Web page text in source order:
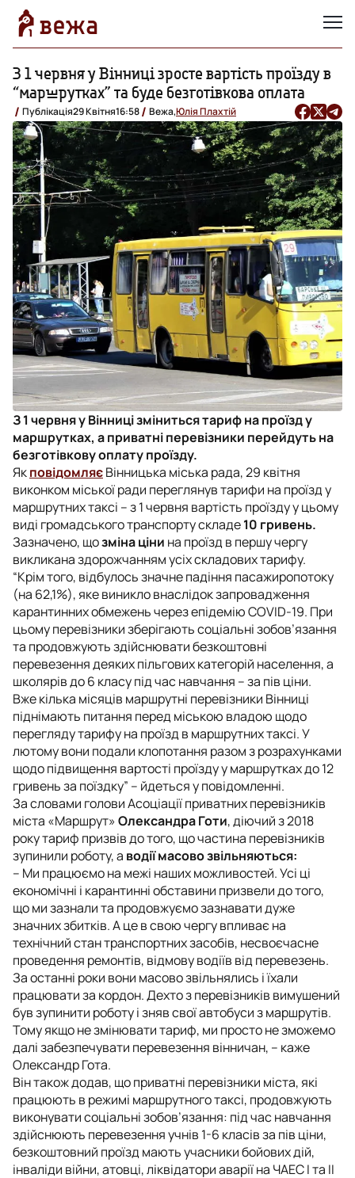
З 1 червня у Вінниці зросте вартість проїзду в
“маршрутках” та буде безготівкова оплата
Публікація29 Квітня16:58 Вежа,Юлія Плахтій
З 1 червня у Вінниці зміниться тариф на проїзд у
маршрутках, а приватні перевізники перейдуть на
безготівкову оплату проїзду.
ЯкповідомляєВінницька міська рада, 29 квітня
виконком міської ради переглянув тарифи на проїзд у
маршрутних таксі – з 1 червня вартість проїзду у цьому
виді громадського транспорту складе10 гривень.
Зазначено, щозміна ціни на проїзд в першу чергу
викликана здорожчанням усіх складових тарифу.
“Крім того, відбулось значне падіння пасажиропотоку
(на 62,1%), яке виникло внаслідок запровадження
карантинних обмежень через епідемію COVID-19. При
цьому перевізники зберігають соціальні зобов’язання
та продовжують здійснювати безкоштовні
перевезення деяких пільгових категорій населення, а
школярів до 6 класу під час навчання – за пів ціни.
Вже кілька місяців маршрутні перевізники Вінниці
піднімають питання перед міською владою щодо
перегляду тарифу на проїзд в маршрутних таксі. У
лютому вони подали клопотання разом з розрахунками
щодо підвищення вартості проїзду у маршрутках до 12
гривень за поїздку” – йдеться у повідомленні.
За словами голови Асоціації приватних перевізників
міста «Маршрут»Олександра Готи, діючий з 2018
року тариф призвів до того, що частина перевізників
зупинили роботу, а водії масово звільняються:
– Ми працюємо на межі наших можливостей. Усі ці
економічні і карантинні обставини призвели до того,
що ми зазнали та продовжуємо зазнавати дуже
значних збитків. А це в свою чергу впливає на
технічний стан транспортних засобів, несвоєчасне
проведення ремонтів, відмову водіїв від перевезень.
За останні роки вони масово звільнялись і їхали
працювати за кордон. Дехто з перевізників вимушений
був зупинити роботу і зняв свої автобуси з маршрутів.
Тому якщо не змінювати тариф, ми просто не зможемо
далі забезпечувати перевезення вінничан, – каже
Олександр Гота.
Він також додав, що приватні перевізники міста, які
працюють в режимі маршрутного таксі, продовжують
виконувати соціальні зобов’язання: під час навчання
здійснюють перевезення учнів 1-6 класів за пів ціни,
безкоштовний проїзд мають учасники бойових дій,
інваліди війни, атовці, ліквідатори аварії на ЧАЕС І та ІІ